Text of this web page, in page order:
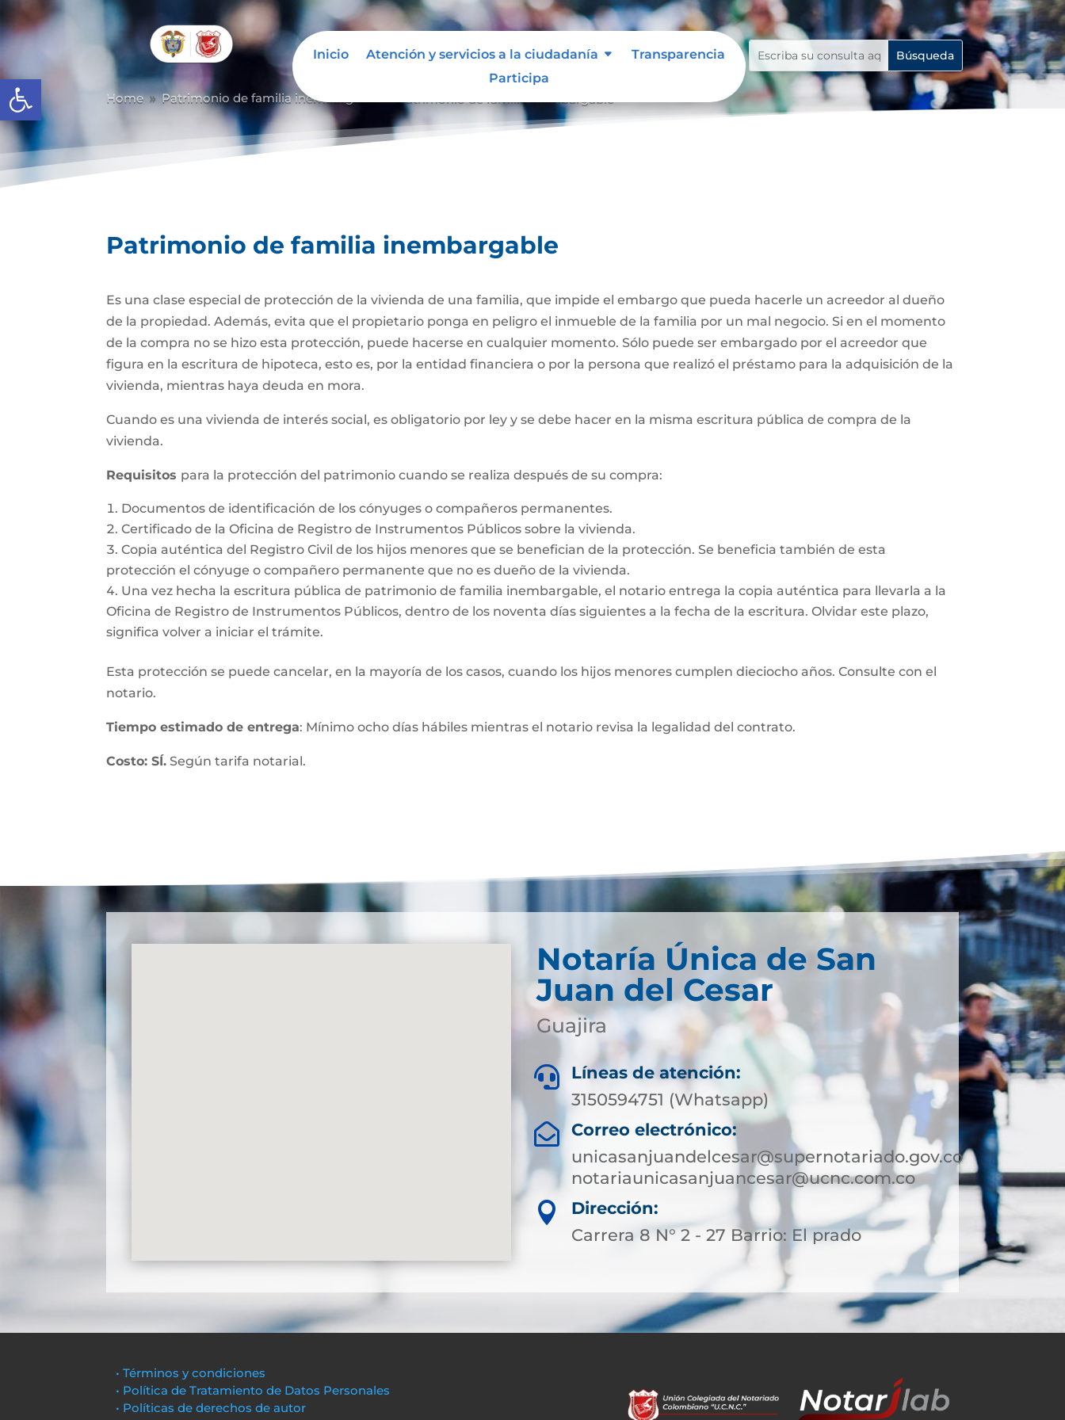
Abrir barra de herramientas
Inicio Atención y servicios a la ciudadanía
Transparencia
Participa
Home 9 Patrimonio de familia inembargable
Patrimonio de familia inembargable
Es una clase especial de protección de la vivienda de una familia, que impide el embargo que pueda hacerle un acreedor al dueño
de la propiedad. Además, evita que el propietario ponga en peligro el inmueble de la familia por un mal negocio. Si en el momento
de la compra no se hizo esta protección, puede hacerse en cualquier momento. Sólo puede ser embargado por el acreedor que
figura en la escritura de hipoteca, esto es, por la entidad financiera o por la persona que realizó el préstamo para la adquisición de la
vivienda, mientras haya deuda en mora.
Cuando es una vivienda de interés social, es obligatorio por ley y se debe hacer en la misma escritura pública de compra de la
vivienda.
Requisitos para la protección del patrimonio cuando se realiza después de su compra:
Documentos de identificación de los cónyuges o compañeros permanentes.
Certificado de la Oficina de Registro de Instrumentos Públicos sobre la vivienda.
Copia auténtica del Registro Civil de los hijos menores que se benefician de la protección. Se beneficia también de esta
protección el cónyuge o compañero permanente que no es dueño de la vivienda.
Una vez hecha la escritura pública de patrimonio de familia inembargable, el notario entrega la copia auténtica para llevarla a la
Oficina de Registro de Instrumentos Públicos, dentro de los noventa días siguientes a la fecha de la escritura. Olvidar este plazo,
significa volver a iniciar el trámite.
Esta protección se puede cancelar, en la mayoría de los casos, cuando los hijos menores cumplen dieciocho años. Consulte con el
notario.
Tiempo estimado de entrega: Mínimo ocho días hábiles mientras el notario revisa la legalidad del contrato.
Costo: SÍ. Según tarifa notarial.
Notaría Única de San
Juan del Cesar
Guajira

Líneas de atención:
3150594751 (Whatsapp)

Correo electrónico:
unicasanjuandelcesar@supernotariado.gov.co
notariaunicasanjuancesar@ucnc.com.co

Dirección:
Carrera 8 N° 2 - 27 Barrio: El prado
• Términos y condiciones
• Política de Tratamiento de Datos Personales
• Políticas de derechos de autor